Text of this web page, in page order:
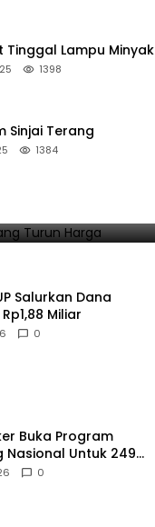
Tinggal Lampu Minyak
1398
Sinjai Terang
1384
Turun Harga
Salurkan Dana
Miliar
0
Buka Program
Nasional Untuk 249
0